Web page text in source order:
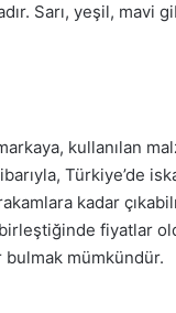
Sarı, yeşil, mavi
kullanılan
Türkiye’de
kadar
fiyatlar
mümkündür.